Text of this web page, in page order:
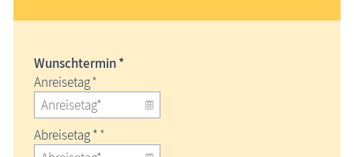
Wunschtermin *
Anreisetag*
Abreisetag **